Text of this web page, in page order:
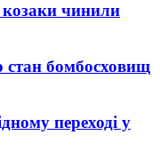
козаки чинили
стан бомбосховищ
переході у